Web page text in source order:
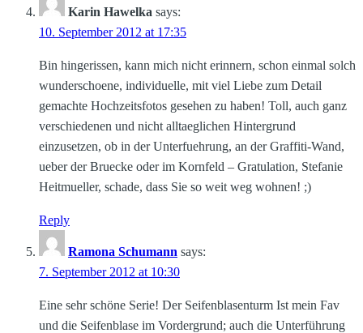
Karin Hawelka says:
10. September 2012 at 17:35
Bin hingerissen, kann mich nicht erinnern, schon einmal solch
wunderschoene, individuelle, mit viel Liebe zum Detail
gemachte Hochzeitsfotos gesehen zu haben! Toll, auch ganz
verschiedenen und nicht alltaeglichen Hintergrund
einzusetzen, ob in der Unterfuehrung, an der Graffiti-Wand,
ueber der Bruecke oder im Kornfeld – Gratulation, Stefanie
Heitmueller, schade, dass Sie so weit weg wohnen! ;)
Reply
Ramona Schumann says:
7. September 2012 at 10:30
Eine sehr schöne Serie! Der Seifenblasenturm Ist mein Fav
und die Seifenblase im Vordergrund; auch die Unterführung